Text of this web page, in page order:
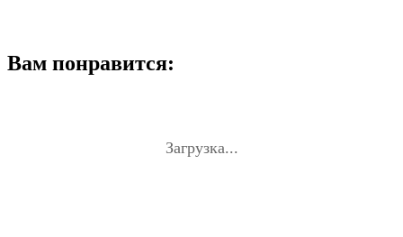
Вам понравится:
Загрузка...